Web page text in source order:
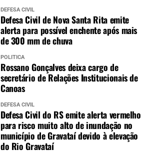
DEFESA CIVIL
Defesa Civil de Nova Santa Rita emite
alerta para possível enchente após mais
de 300 mm de chuva
POLÍTICA
Rossano Gonçalves deixa cargo de
secretário de Relações Institucionais de
Canoas
DEFESA CIVIL
Defesa Civil do RS emite alerta vermelho
para risco muito alto de inundação no
município de Gravataí devido à elevação
do Rio Gravataí